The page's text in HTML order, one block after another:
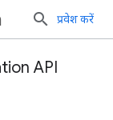
प्रवेश करें
API